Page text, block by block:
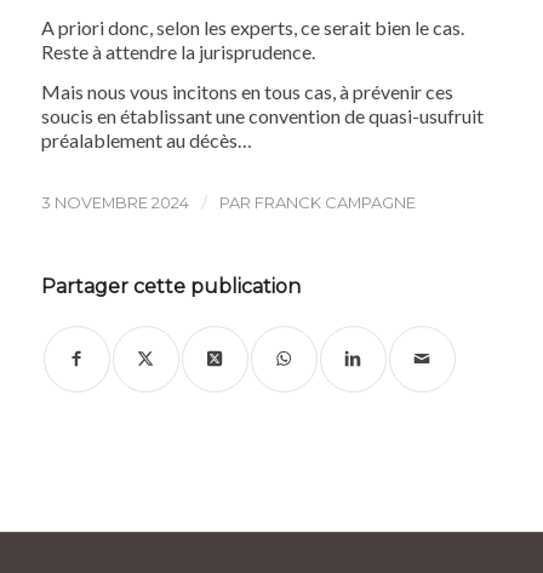
A priori donc, selon les experts, ce serait bien le cas.
Reste à attendre la jurisprudence.
Mais nous vous incitons en tous cas, à prévenir ces
soucis en établissant une convention de quasi-usufruit
préalablement au décès…
3 NOVEMBRE 2024 / PAR FRANCK CAMPAGNE
Partager cette publication